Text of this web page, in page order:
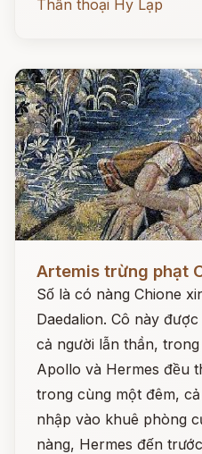
Thần thoại Hy Lạp
Artemis trừng phạt
Số là có nàng Chione
Daedalion. Cô này
cả người lẫn thần,
Apollo và Hermes đều
trong cùng một đêm,
nhập vào khuê phòng
nàng, Hermes đến